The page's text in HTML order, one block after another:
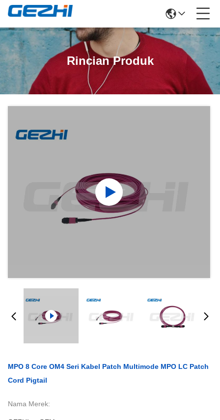
Rincian Produk
MPO 8 Core OM4 Seri Kabel Patch Multimode MPO LC Patch
Cord Pigtail
Nama Merek: